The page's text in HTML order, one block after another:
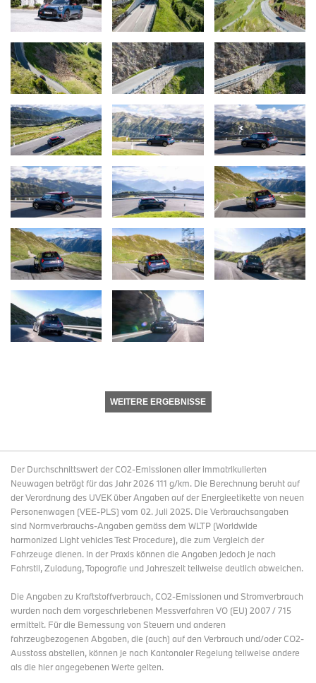
WEITERE ERGEBNISSE
Der Durchschnittswert der CO2-Emissionen aller immatrikulierten
Neuwagen beträgt für das Jahr 2026 111 g/km. Die Berechnung beruht auf
der Verordnung des UVEK über Angaben auf der Energieetikette von neuen
Personenwagen (VEE-PLS) vom 02. Juli 2025. Die Verbrauchsangaben
sind Normverbrauchs-Angaben gemäss dem WLTP (Worldwide
harmonized Light vehicles Test Procedure), die zum Vergleich der
Fahrzeuge dienen. In der Praxis können die Angaben jedoch je nach
Fahrstil, Zuladung, Topografie und Jahreszeit teilweise deutlich abweichen.
Die Angaben zu Kraftstoffverbrauch, CO2-Emissionen und Stromverbrauch
wurden nach dem vorgeschriebenen Messverfahren VO (EU) 2007 / 715
ermittelt. Für die Bemessung von Steuern und anderen
fahrzeugbezogenen Abgaben, die (auch) auf den Verbrauch und/oder CO2-
Ausstoss abstellen, können je nach Kantonaler Regelung teilweise andere
als die hier angegebenen Werte gelten.